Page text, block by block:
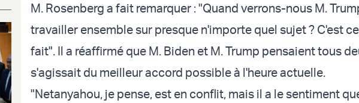
M. Rosenberg a fait remarquer : "Quand verrons-nous M.
travailler ensemble sur presque n'importe quel sujet ? C'est
fait". Il a réaffirmé que M. Biden et M. Trump pensaient tous
s'agissait du meilleur accord possible à l'heure actuelle.
"Netanyahou, je pense, est en conflit, mais il a le sentiment